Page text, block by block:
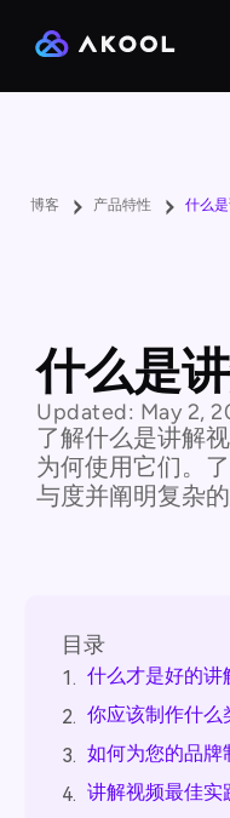
博客 产品特性 什么
什么是
Updated: May 2,
了解什么是讲解
为何使用它们。
与度并阐明复杂的
目录
1. 什么才是好的讲
2. 你应该制作什么
3. 如何为您的品牌
4. 讲解视频最佳实